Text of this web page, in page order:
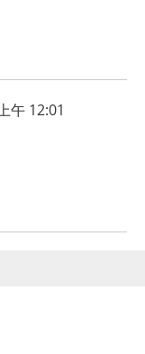
午 12:01